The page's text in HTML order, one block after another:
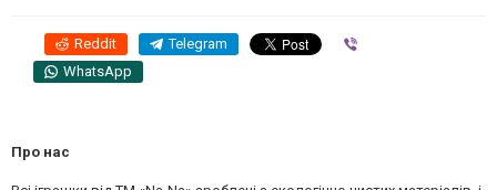
Reddit Telegram
WhatsApp
Про нас